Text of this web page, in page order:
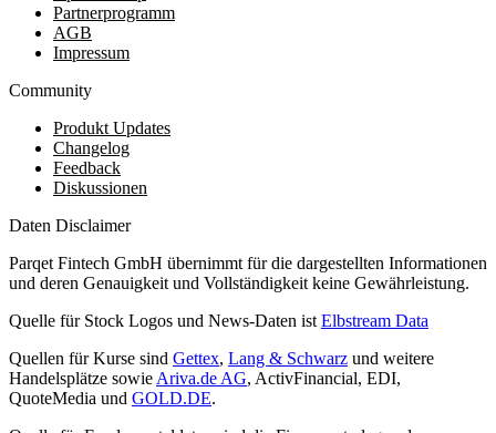
Partnerprogramm
AGB
Impressum
Community
Produkt Updates
Changelog
Feedback
Diskussionen
Daten Disclaimer
Parqet Fintech GmbH übernimmt für die dargestellten Informationen
und deren Genauigkeit und Vollständigkeit keine Gewährleistung.
Quelle für Stock Logos und News-Daten ist Elbstream Data
Quellen für Kurse sind Gettex, Lang & Schwarz und weitere
Handelsplätze sowie Ariva.de AG, ActivFinancial, EDI,
QuoteMedia und GOLD.DE.